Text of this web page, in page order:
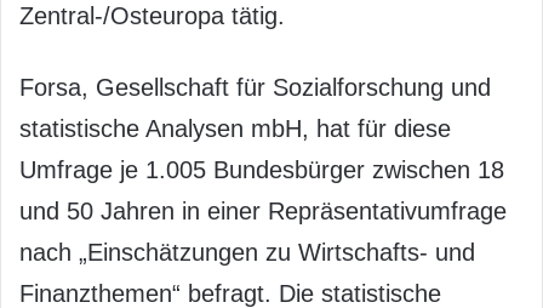
Zentral-/Osteuropa tätig.
Forsa, Gesellschaft für Sozialforschung und
statistische Analysen mbH, hat für diese
Umfrage je 1.005 Bundesbürger zwischen 18
und 50 Jahren in einer Repräsentativumfrage
nach „Einschätzungen zu Wirtschafts- und
Finanzthemen“ befragt. Die statistische